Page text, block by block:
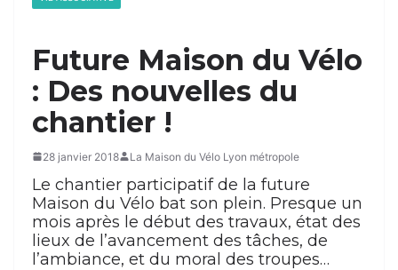
Future Maison du Vélo
: Des nouvelles du
chantier !
28 janvier 2018 La Maison du Vélo Lyon métropole
Le chantier participatif de la future
Maison du Vélo bat son plein. Presque un
mois après le début des travaux, état des
lieux de l’avancement des tâches, de
l’ambiance, et du moral des troupes…